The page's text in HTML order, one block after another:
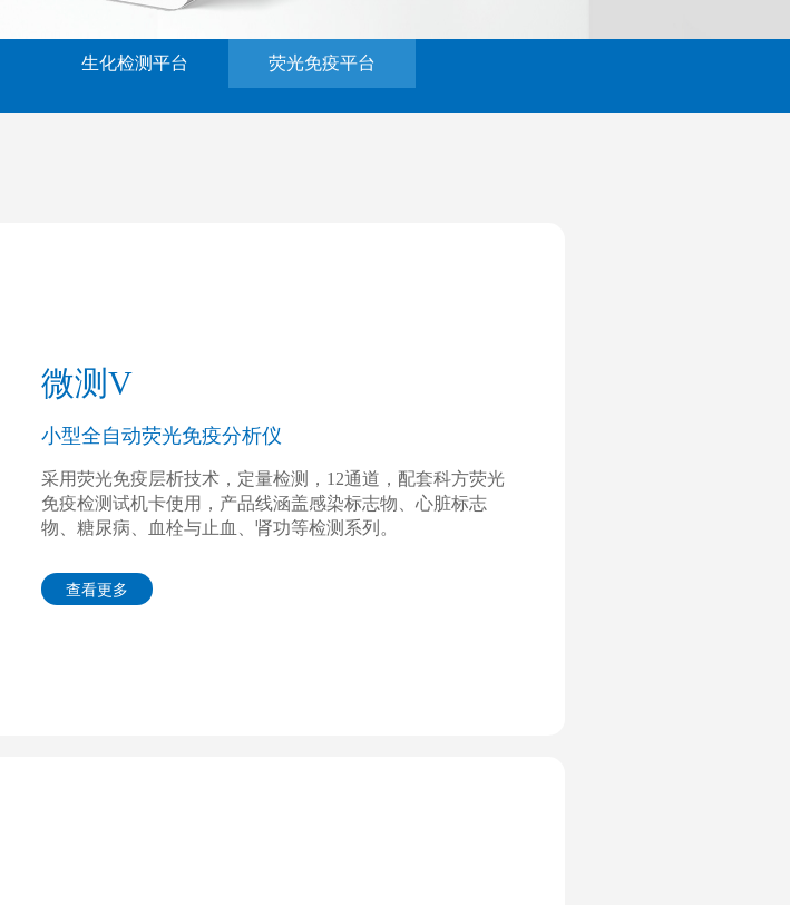
生化检测平台 荧光免疫平台
微测V
小型全自动荧光免疫分析仪
采用荧光免疫层析技术，定量检测，12通道，配套科方荧光
免疫检测试机卡使用，产品线涵盖感染标志物、心脏标志
物、糖尿病、血栓与止血、肾功等检测系列。
查看更多